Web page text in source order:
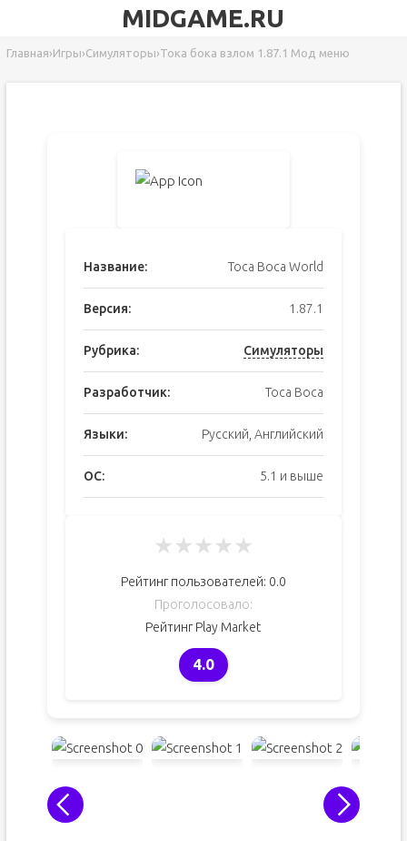
MIDGAME.RU
Главная›Игры›Симуляторы›Тока бока взлом 1.87.1 Мод меню
Название: Toca Boca World
Версия: 1.87.1
Рубрика: Симуляторы
Разработчик: Toca Boca
Языки: Русский, Английский
ОС: 5.1 и выше
★★★★★
Рейтинг пользователей: 0.0
Проголосовало:
Рейтинг Play Market
4.0